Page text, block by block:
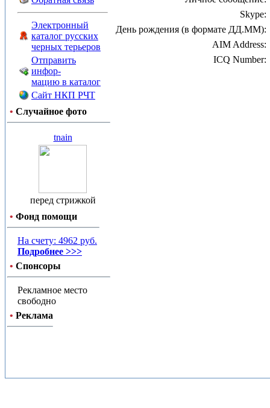
Электронный
каталог русских
черных терьеров
Отправить
инфор-
мацию в каталог
Сайт НКП РЧТ
• Случайное фото
tnain
перед стрижкой
• Фонд помощи
На счету: 4962 руб.
Подробнее >>>
• Спонсоры
Рекламное место
свободно
• Реклама
Skype:
День рождения (в формате ДД.ММ):
AIM Address:
ICQ Number: